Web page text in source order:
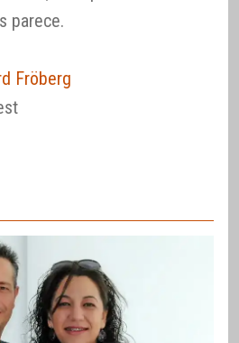
parece.
Fröberg